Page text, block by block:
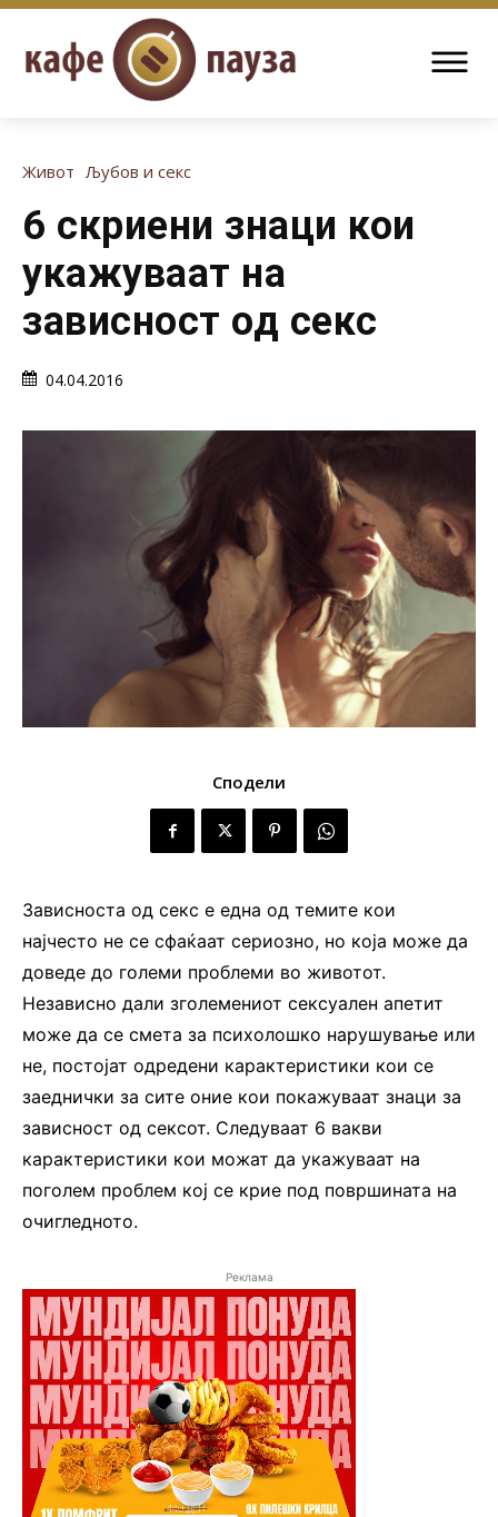
Живот Љубов и секс
6 скриени знаци кои
укажуваат на
зависност од секс
04.04.2016
Сподели
Зависноста од секс е една од темите кои
најчесто не се сфаќаат сериозно, но која може да
доведе до големи проблеми во животот.
Независно дали зголемениот сексуален апетит
може да се смета за психолошко нарушување или
не, постојат одредени карактеристики кои се
заеднички за сите оние кои покажуваат знаци за
зависност од сексот. Следуваат 6 вакви
карактеристики кои можат да укажуваат на
поголем проблем кој се крие под површината на
очигледното.
Реклама